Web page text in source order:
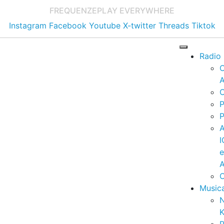
FREQUENZEPLAY EVERYWHERE
Instagram Facebook Youtube X-twitter Threads Tiktok
Radio
e